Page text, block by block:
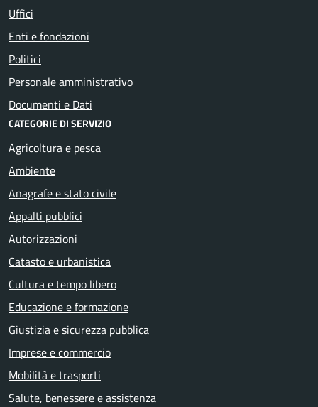
Uffici
Enti e fondazioni
Politici
Personale amministrativo
Documenti e Dati
CATEGORIE DI SERVIZIO
Agricoltura e pesca
Ambiente
Anagrafe e stato civile
Appalti pubblici
Autorizzazioni
Catasto e urbanistica
Cultura e tempo libero
Educazione e formazione
Giustizia e sicurezza pubblica
Imprese e commercio
Mobilità e trasporti
Salute, benessere e assistenza